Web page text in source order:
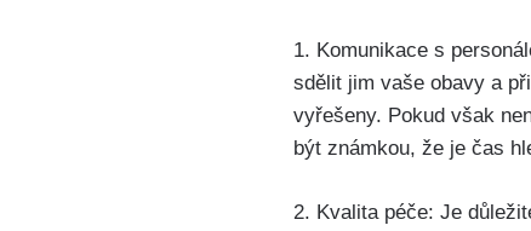
1. Komunikace s
sdělit jim vaše obavy a
vyřešeny. Pokud však
být známkou, že je čas
2. Kvalita péče: Je